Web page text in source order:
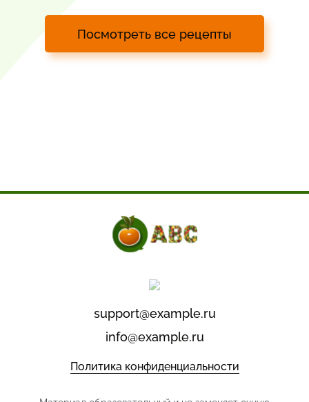
Посмотреть все рецепты
support@example.ru
info@example.ru
Политика конфиденциальности